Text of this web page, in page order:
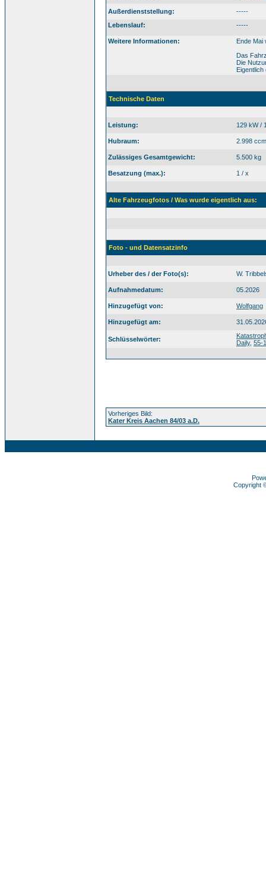
Außerdienststellung:
-----
Lebenslauf:
-----
Weitere Informationen:
Ende Mai
Das
Die
Technische Daten
Leistung: 129 kW /
Hubraum: 2.998 ccm
Zulässiges Gesamtgewicht: 5.500 kg
Besatzung (max.): 1 / x
Alte Fahrzeugfotos / Was wurde eigentlich aus:
Foto - und Datensatzinfo
Urheber des / der Foto(s): W.
Aufnahmedatum: 05.2026
Hinzugefügt von: Wolfgang
Hinzugefügt am:
Schlüsselwörter:
Daily, 55-
Vorheriges Bild:
Kater Kreis Aachen 84/03 a.D.
Copyright